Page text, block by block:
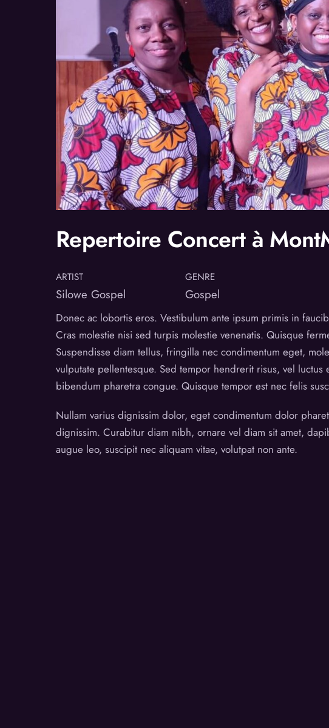
Repertoire Concert à
ARTIST
Silowe Gospel
GENRE
Gospel
Donec ac lobortis eros. Vestibulum ante ipsum primis in
Cras molestie nisi sed turpis molestie venenatis. Quisque
Suspendisse diam tellus, fringilla nec condimentum eget,
vulputate pellentesque. Sed tempor hendrerit risus, vel
bibendum pharetra congue. Quisque tempor est nec felis
Nullam varius dignissim dolor, eget condimentum dolor
dignissim. Curabitur diam nibh, ornare vel diam sit amet,
augue leo, suscipit nec aliquam vitae, volutpat non ante.